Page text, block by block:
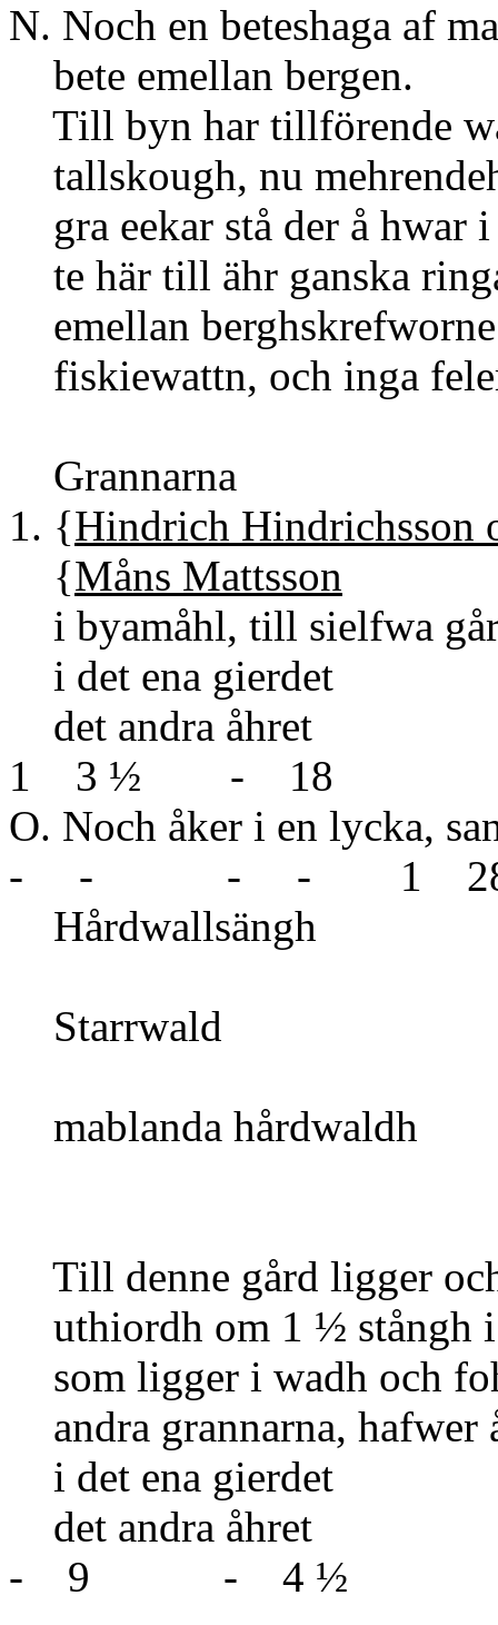
N. Noch en beteshaga af
bete emellan bergen.
Till byn har tillförende
tallskough, nu
gra eekar stå der å hwar
te här till ähr ganska
emellan
fiskiewattn, och inga
Grannarna
1. {Hindrich Hindrichsson
{Måns Mattsson
i byamåhl, till sielfwa
i det ena
det
1 3 ½ - 18
O. Noch åker i en
- - - - 1
Till denne gård ligger
uthiordh om 1 ½ stångh
som ligger i wadh och
andra grannarna, hafwer
i det ena
det
- 9 - 4 ½